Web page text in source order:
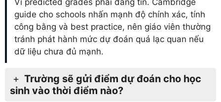
Vì predicted grades phải đáng tin. Cambridge
guide cho schools nhấn mạnh độ chính xác, tính
công bằng và best practice, nên giáo viên thường
tránh phát hành mức dự đoán quá lạc quan nếu
dữ liệu chưa đủ mạnh.
Trường sẽ gửi điểm dự đoán cho học
sinh vào thời điểm nào?